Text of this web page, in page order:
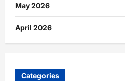
May 2026
April 2026
Categories